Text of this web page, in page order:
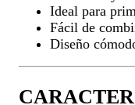
Ideal para
Fácil de
Diseño